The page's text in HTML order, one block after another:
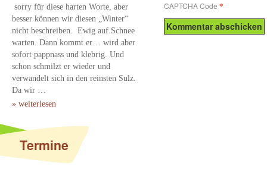
sorry für diese harten Worte, aber
besser können wir diesen „Winter“
nicht beschreiben. Ewig auf Schnee
warten. Dann kommt er… wird aber
sofort pappnass und klebrig. Und
schon schmilzt er wieder und
verwandelt sich in den reinsten Sulz.
Da wir …
» weiterlesen
Termine
CAPTCHA Code *